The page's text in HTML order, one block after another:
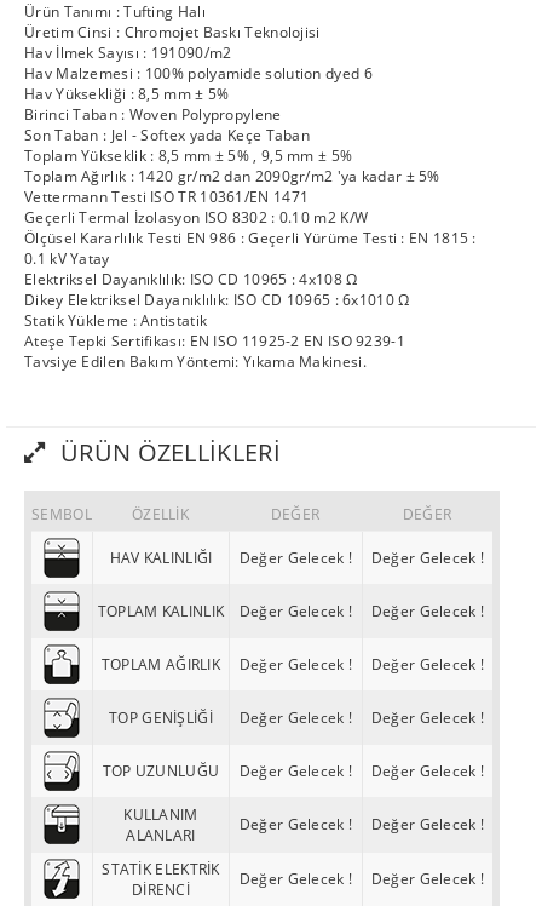
Ürün Tanımı : Tufting Halı
Üretim Cinsi : Chromojet Baskı Teknolojisi
Hav İlmek Sayısı : 191090/m2
Hav Malzemesi : 100% polyamide solution dyed 6
Hav Yüksekliği : 8,5 mm ± 5%
Birinci Taban : Woven Polypropylene
Son Taban : Jel - Softex yada Keçe Taban
Toplam Yükseklik : 8,5 mm ± 5% , 9,5 mm ± 5%
Toplam Ağırlık : 1420 gr/m2 dan 2090gr/m2 'ya kadar ± 5%
Vettermann Testi ISO TR 10361/EN 1471
Geçerli Termal İzolasyon ISO 8302 : 0.10 m2 K/W
Ölçüsel Kararlılık Testi EN 986 : Geçerli Yürüme Testi : EN 1815 :
0.1 kV Yatay
Elektriksel Dayanıklılık: ISO CD 10965 : 4x108 Ω
Dikey Elektriksel Dayanıklılık: ISO CD 10965 : 6x1010 Ω
Statik Yükleme : Antistatik
Ateşe Tepki Sertifikası: EN ISO 11925-2 EN ISO 9239-1
Tavsiye Edilen Bakım Yöntemi: Yıkama Makinesi.
ÜRÜN ÖZELLIKLERI
SEMBOL ÖZELLİK DEĞER DEĞER
HAV KALINLIĞI Değer Gelecek ! Değer Gelecek !
TOPLAM KALINLIK Değer Gelecek ! Değer Gelecek !
TOPLAM AĞIRLIK Değer Gelecek ! Değer Gelecek !
TOP GENİŞLİĞİ Değer Gelecek ! Değer Gelecek !
TOP UZUNLUĞU Değer Gelecek ! Değer Gelecek !
KULLANIM
ALANLARI
Değer Gelecek ! Değer Gelecek !
STATİK ELEKTRİK
DİRENCİ
Değer Gelecek ! Değer Gelecek !